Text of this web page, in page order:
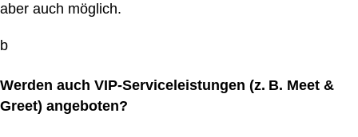
aber auch möglich.
b
Werden auch VIP-Serviceleistungen (z. B. Meet &
Greet) angeboten?